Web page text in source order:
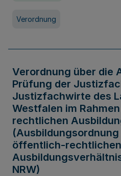
Verordnung
Verordnung über die
Prüfung der
Justizfachwirte des
Westfalen im
rechtlichen
öffentlich-rechtlichen
NRW)